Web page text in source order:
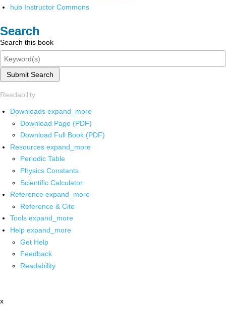
hub Instructor Commons
Search
Search this book
Submit Search
Readability
Downloads expand_more
Download Page (PDF)
Download Full Book (PDF)
Resources expand_more
Periodic Table
Physics Constants
Scientific Calculator
Reference expand_more
Reference & Cite
Tools expand_more
Help expand_more
Get Help
Feedback
Readability
x